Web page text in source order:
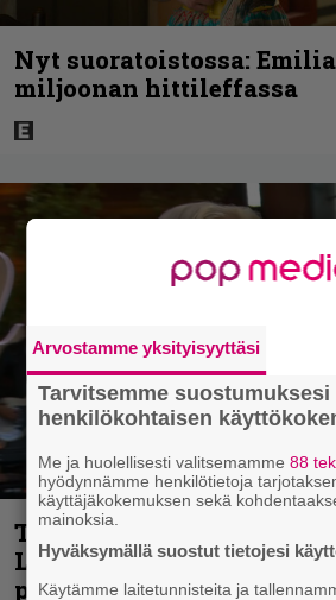
Nyt suoratoistossa:
miljoonan hittileffassa
Tv-ohjelman juontaja
Lampeniuksen viulun –
pakeni kauhuissaan
Arvostamme yksityisyyttäsi
Tarvitsemme
henkilökohtaisen
Me ja huolellisesti valitsemamme88
hyödynnämme henkilötietoja
käyttäjäkokemuksen sekä
mainoksia.
Hyväksymällä suostut tietojesi
Käytämme laitetunnisteita ja